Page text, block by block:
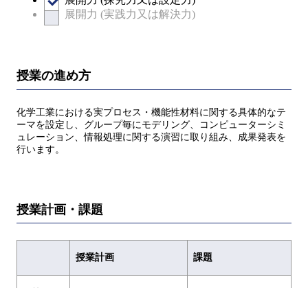
展開力 (実践力又は解決力)
授業の進め方
化学工業における実プロセス・機能性材料に関する具体的なテ
ーマを設定し、グループ毎にモデリング、コンピューターシミ
ュレーション、情報処理に関する演習に取り組み、成果発表を
行います。
授業計画・課題
授業計画 課題